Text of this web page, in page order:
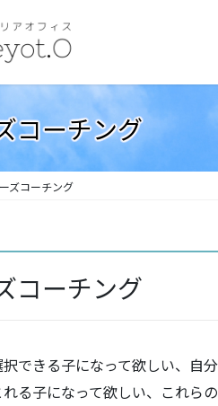
コーチング
ズコーチング
コーチング
できる子になって欲しい、自
る子になって欲しい、これら